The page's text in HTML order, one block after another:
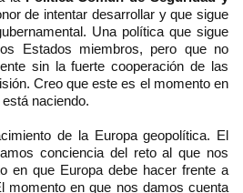
de intentar desarrollar y que sigue
Una política que sigue
Estados miembros, pero que no
sin la fuerte cooperación de las
Creo que este es el momento en
naciendo.
de la Europa geopolítica. El
conciencia del reto al que nos
en que Europa debe hacer frente a
momento en que nos damos cuenta